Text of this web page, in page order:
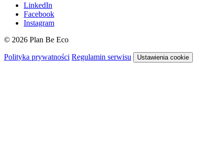
LinkedIn
Facebook
Instagram
© 2026 Plan Be Eco
Polityka prywatności Regulamin serwisu Ustawienia cookie